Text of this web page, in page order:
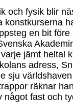
och fysik blir
konstkurserna
en bit före
jämt heltal
adress,
sju
räknar
fast och